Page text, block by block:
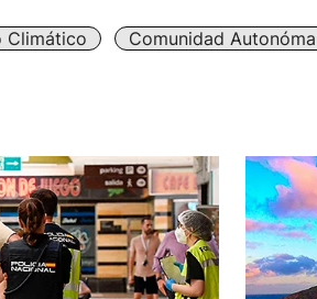
Climático Comunidad